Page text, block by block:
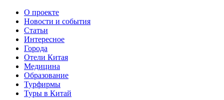
О проекте
Новости и события
Статьи
Интересное
Города
Отели Китая
Медицина
Образование
Турфирмы
Туры в Китай